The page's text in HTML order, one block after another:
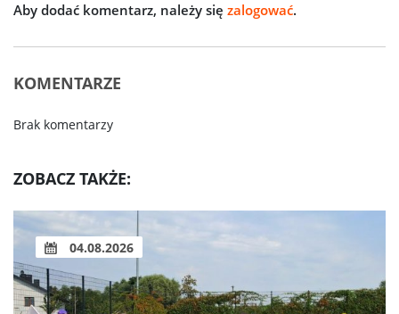
Aby dodać komentarz, należy się zalogować.
KOMENTARZE
Brak komentarzy
ZOBACZ TAKŻE:
04.08.2026